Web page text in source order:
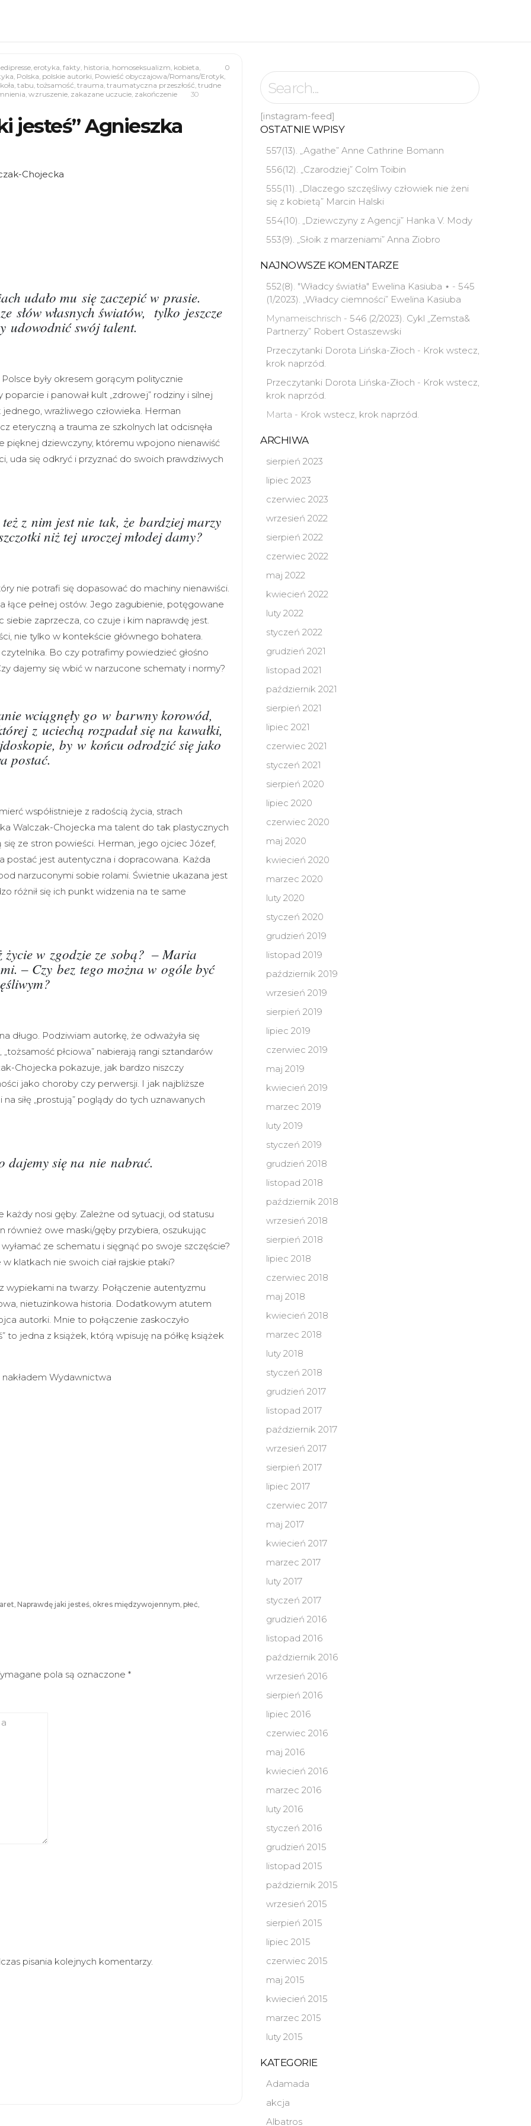
0
edipresse, erotyka, fakty, historia, homoseksualizm, kobieta,
, Polska, polskie autorki, Powieść obyczajowa/Romans/Erotyk,
, tabu, tożsamość, trauma, traumatyczna przeszłość, trudne
, wzruszenie, zakazane uczucie, zakończenie
30
jesteś” Agnieszka
Chojecka
udało mu się zaczepić w prasie.
słów własnych światów, tylko jeszcze
udowodnić swój talent.
były okresem gorącym politycznie
i panował kult „zdrowej” rodziny i silnej
wrażliwego człowieka. Herman
eteryczną a trauma ze szkolnych lat odcisnęła
pięknej dziewczyny, któremu wpojono nienawiść
uda się odkryć i przyznać do swoich prawdziwych
z nim jest nie tak, że bardziej marzy
niż tej uroczej młodej damy?
nie potrafi się dopasować do machiny nienawiści.
pełnej ostów. Jego zagubienie, potęgowane
zaprzecza, co czuje i kim naprawdę jest.
nie tylko w kontekście głównego bohatera.
Bo czy potrafimy powiedzieć głośno
dajemy się wbić w narzucone schematy i normy?
wciągnęły go w barwny korowód,
z uciechą rozpadał się na kawałki,
by w końcu odrodzić się jako
postać.
współistnieje z radością życia, strach
Walczak-Chojecka ma talent do tak plastycznych
ze stron powieści. Herman, jego ojciec Józef,
postać jest autentyczna i dopracowana. Każda
narzuconymi sobie rolami. Świetnie ukazana jest
różnił się ich punkt widzenia na te same
życie w zgodzie ze sobą? ­ – Maria
– Czy bez tego można w ogóle być
długo. Podziwiam autorkę, że odważyła się
„tożsamość płciowa” nabierają rangi sztandarów
Chojecka pokazuje, jak bardzo niszczy
jako choroby czy perwersji. I jak najbliższe
siłę „prostują” poglądy do tych uznawanych
dajemy się na nie nabrać.
nosi gęby. Zależne od sytuacji, od statusu
również owe maski/gęby przybiera, oszukując
ze schematu i sięgnąć po swoje szczęście?
klatkach nie swoich ciał rajskie ptaki?
wypiekami na twarzy. Połączenie autentyzmu
nietuzinkowa historia. Dodatkowym atutem
autorki. Mnie to połączenie zaskoczyło
to jedna z książek, którą wpisuję na półkę książek
nakładem Wydawnictwa
Naprawdę jaki jesteś okres międzywojennym płeć
pola są oznaczone *
pisania kolejnych komentarzy.
[instagram-feed]
OSTATNIE WPISY
557(13). „Agathe” Anne Cathrine Bomann
556(12). „Czarodziej” Colm Toibin
555(11). „Dlaczego szczęśliwy człowiek nie żeni
się z kobietą” Marcin Halski
554(10). „Dziewczyny z Agencji” Hanka V. Mody
553(9). „Słoik z marzeniami” Anna Ziobro
NAJNOWSZE KOMENTARZE
552(8). "Władcy światła" Ewelina Kasiuba ⋆ - 545
(1/2023). „Władcy ciemności” Ewelina Kasiuba
Mynameischrisch - 546 (2/2023). Cykl „Zemsta&
Partnerzy” Robert Ostaszewski
Przeczytanki Dorota Lińska-Złoch - Krok wstecz,
krok naprzód.
Przeczytanki Dorota Lińska-Złoch - Krok wstecz,
krok naprzód.
Marta - Krok wstecz, krok naprzód.
ARCHIWA
sierpień 2023
lipiec 2023
czerwiec 2023
wrzesień 2022
sierpień 2022
czerwiec 2022
maj 2022
kwiecień 2022
luty 2022
styczeń 2022
grudzień 2021
listopad 2021
październik 2021
sierpień 2021
lipiec 2021
czerwiec 2021
styczeń 2021
sierpień 2020
lipiec 2020
czerwiec 2020
maj 2020
kwiecień 2020
marzec 2020
luty 2020
styczeń 2020
grudzień 2019
listopad 2019
październik 2019
wrzesień 2019
sierpień 2019
lipiec 2019
czerwiec 2019
maj 2019
kwiecień 2019
marzec 2019
luty 2019
styczeń 2019
grudzień 2018
listopad 2018
październik 2018
wrzesień 2018
sierpień 2018
lipiec 2018
czerwiec 2018
maj 2018
kwiecień 2018
marzec 2018
luty 2018
styczeń 2018
grudzień 2017
listopad 2017
październik 2017
wrzesień 2017
sierpień 2017
lipiec 2017
czerwiec 2017
maj 2017
kwiecień 2017
marzec 2017
luty 2017
styczeń 2017
grudzień 2016
listopad 2016
październik 2016
wrzesień 2016
sierpień 2016
lipiec 2016
czerwiec 2016
maj 2016
kwiecień 2016
marzec 2016
luty 2016
styczeń 2016
grudzień 2015
listopad 2015
październik 2015
wrzesień 2015
sierpień 2015
lipiec 2015
czerwiec 2015
maj 2015
kwiecień 2015
marzec 2015
luty 2015
KATEGORIE
Adamada
akcja
Albatros